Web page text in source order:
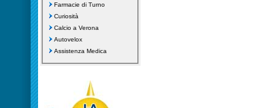
Farmacie di Turno
Curiosità
Calcio a Verona
Autovelox
Assistenza Medica